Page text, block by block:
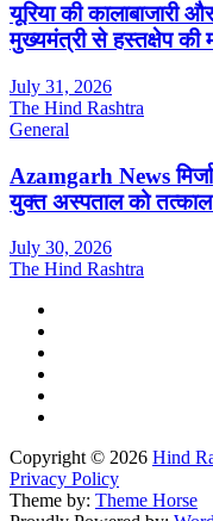
यूरिया की कालाबाजारी
मुख्यमंत्री से हस्तक्षेप की
July 31, 2026
The Hind Rashtra
General
Azamgarh News
युक्त अस्पताल को तत्काल
July 30, 2026
The Hind Rashtra
Copyright © 2026 Hind
Privacy Policy
Theme by: Theme Horse